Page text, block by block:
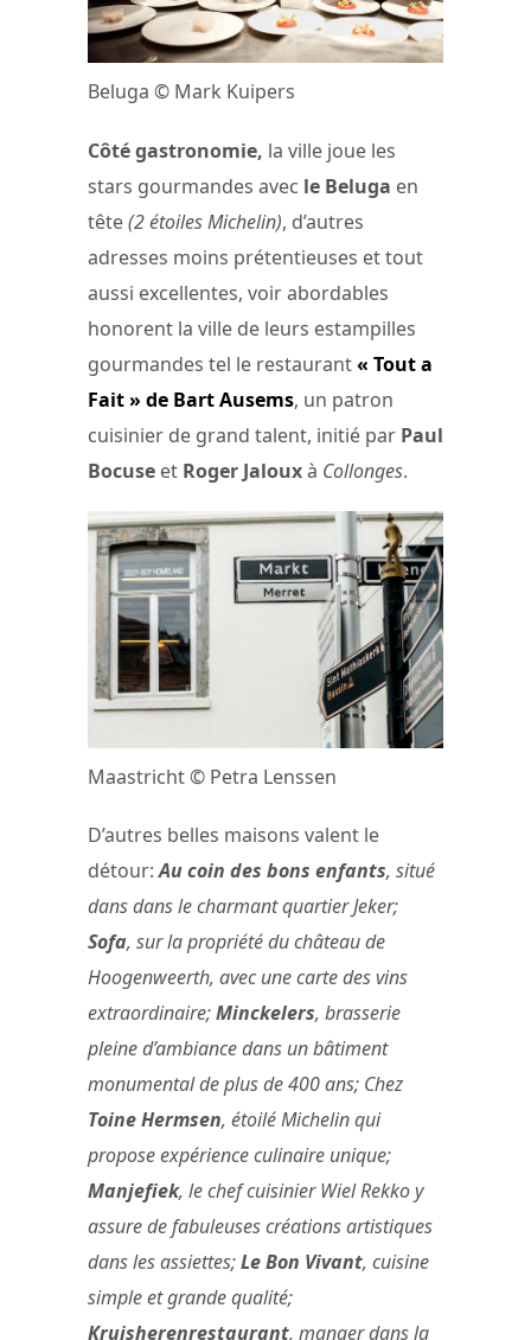
Beluga © Mark Kuipers
Côté gastronomie, la ville joue les
stars gourmandes avec le Beluga en
tête(2 étoiles Michelin), d’autres
adresses moins prétentieuses et tout
aussi excellentes, voir abordables
honorent la ville de leurs estampilles
gourmandes tel le restaurant« Tout a
Fait » de Bart Ausems, un patron
cuisinier de grand talent, initié par Paul
Bocuse et Roger Jalouxà Collonges.
Maastricht © Petra Lenssen
D’autres belles maisons valent le
détour:Au coin des bons enfants, situé
dans dans le charmant quartier Jeker;
Sofa, sur la propriété du château de
Hoogenweerth, avec une carte des vins
extraordinaire;Minckelers, brasserie
pleine d’ambiance dans un bâtiment
monumental de plus de 400 ans; Chez
Toine Hermsen, étoilé Michelin qui
propose expérience culinaire unique;
Manjefiek, le chef cuisinier Wiel Rekko y
assure de fabuleuses créations artistiques
dans les assiettes;Le Bon Vivant, cuisine
simple et grande qualité;
Kruisherenrestaurant, manger dans la